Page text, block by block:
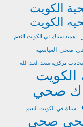
الكويت
الكويت
اهميه سباك في الكويت النعيم
صحي العباسية
مركزية سعد العبد الله
صحي
سباك في الكويت النعيم
صحي